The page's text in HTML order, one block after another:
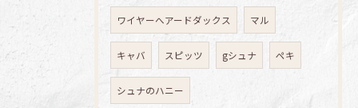
ワイヤーへアードダックス マル
キャバ スピッツ gシュナ ペキ
シュナのハニー